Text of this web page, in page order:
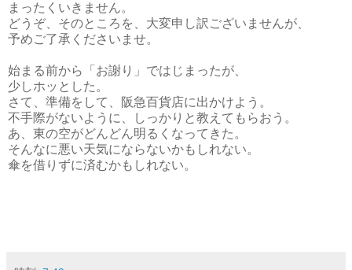
まったくいきません。
どうぞ、そのところを、大変申し訳ございませんが、
予めご了承くださいませ。
始まる前から「お謝り」ではじまったが、
少しホッとした。
さて、準備をして、阪急百貨店に出かけよう。
不手際がないように、しっかりと教えてもらおう。
あ、東の空がどんどん明るくなってきた。
そんなに悪い天気にならないかもしれない。
傘を借りずに済むかもしれない。